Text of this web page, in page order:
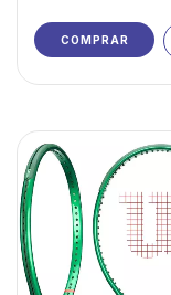
COMPRAR